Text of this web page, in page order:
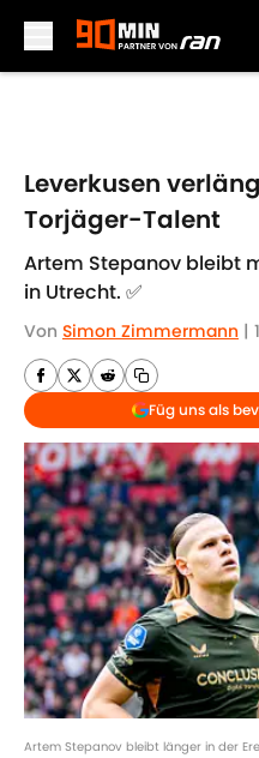
Leverkusen
Torjäger-Talent
Artem Stepanov bleibt
in Utrecht. ✅
Von Simon Zimmermann |
Füg uns als
Artem Stepanov bleibt länger in der